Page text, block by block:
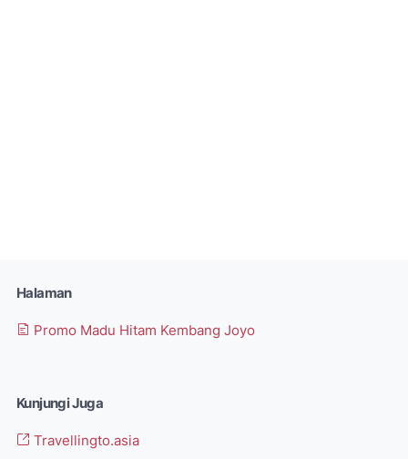
Halaman
Promo Madu Hitam Kembang Joyo
Kunjungi Juga
Travellingto.asia